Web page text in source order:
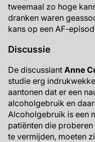
tweemaal zo hoge
dranken waren
kans op een AF-
Discussie
De discussiant Anne
studie erg
aantonen dat er een
alcoholgebruik en
Alcoholgebruik is een
patiënten die
te vermijden, moeten